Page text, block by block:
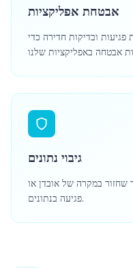
אבטחת אפליקציות
ובדיקות חדירה כדי
גיבוי נתונים
שחזור במקרה של אובדן או
פגיעה בנתונים.